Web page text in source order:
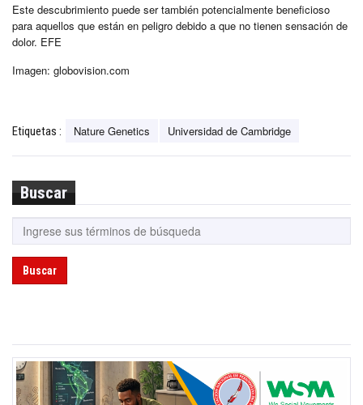
Este descubrimiento puede ser también potencialmente beneficioso
para aquellos que están en peligro debido a que no tienen sensación de
dolor. EFE
Imagen: globovision.com
Etiquetas : Nature Genetics Universidad de Cambridge
Buscar
Buscar